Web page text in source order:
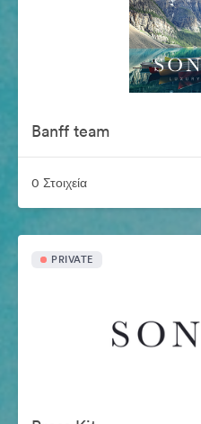
Banff team
0 Στοιχεία
PRIVATE